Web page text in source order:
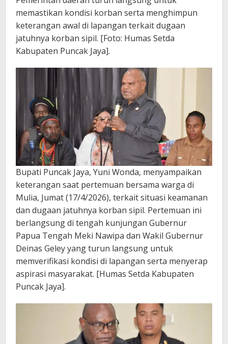
memastikan kondisi korban serta menghimpun
keterangan awal di lapangan terkait dugaan
jatuhnya korban sipil. [Foto: Humas Setda
Kabupaten Puncak Jaya].
Bupati Puncak Jaya, Yuni Wonda, menyampaikan
keterangan saat pertemuan bersama warga di
Mulia, Jumat (17/4/2026), terkait situasi keamanan
dan dugaan jatuhnya korban sipil. Pertemuan ini
berlangsung di tengah kunjungan Gubernur
Papua Tengah Meki Nawipa dan Wakil Gubernur
Deinas Geley yang turun langsung untuk
memverifikasi kondisi di lapangan serta menyerap
aspirasi masyarakat. [Humas Setda Kabupaten
Puncak Jaya].